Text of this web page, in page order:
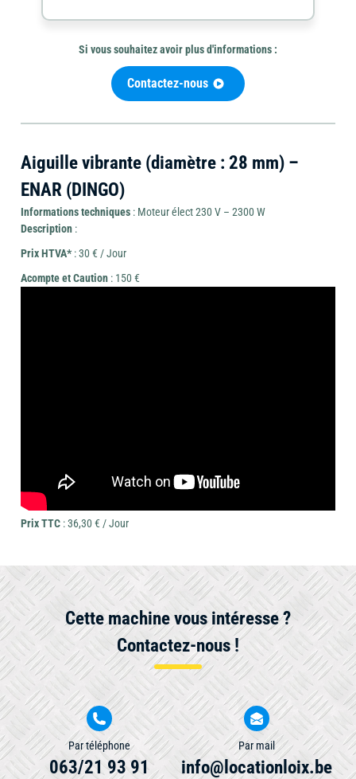
Mini-
pelle
et
Outils
Si vous souhaitez avoir plus d'informations :
Contactez-nous
Aiguille vibrante (diamètre : 28 mm) –
ENAR (DINGO)
Informations techniques : Moteur élect 230 V – 2300 W
Description :
Prix HTVA* : 30 € / Jour
Acompte et Caution : 150 €
Prix TTC : 36,30 € / Jour
Cette machine vous intéresse ?
Contactez-nous !
Par téléphone
063/21 93 91
Par mail
info@locationloix.be